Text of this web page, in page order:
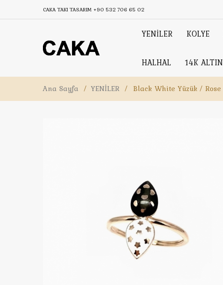
CAKA TAKI TASARIM +90 532 706 65 02
YENİLER KOLYE
HALHAL 14K ALTIN
Ana Sayfa / YENİLER / Black White Yüzük / Rose